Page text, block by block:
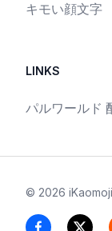
キモい顔文字
LINKS
パルワールド
© 2026